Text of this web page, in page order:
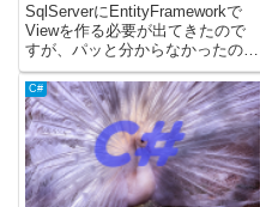
SqlServerにEntityFrameworkで
Viewを作る必要が出てきたので
すが、パッと分からなかったので
いろいろ調べてみました。
EntityFrameworkではマイグレー
ションファイルを作るコマンドを
実行すると、Migratio...
C#